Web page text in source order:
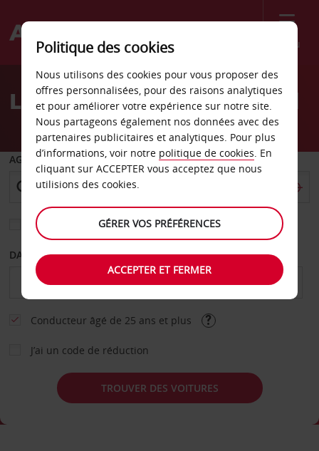
Menu
Welcome
AvisLocation de voiture Banjul
AGENCE DE DÉPART
Sélectionnez une autre agence de retour
DATE DE DÉBUT DATE DE FIN
Conducteur âgé de 25 ans et plus
J’ai un code de réduction
TROUVER DES VOITURES
Politique des cookies
Nous utilisons des cookies pour vous proposer des
offres personnalisées, pour des raisons analytiques
et pour améliorer votre expérience sur notre site.
Nous partageons également nos données avec des
partenaires publicitaires et analytiques. Pour plus
d’informations, voir notre politique de cookies. En
cliquant sur ACCEPTER vous acceptez que nous
utilisions des cookies.
GÉRER VOS PRÉFÉRENCES
ACCEPTER ET FERMER